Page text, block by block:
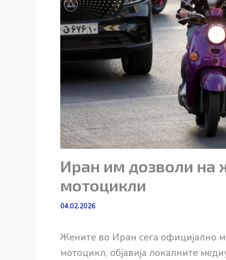
Иран им дозволи на
мотоцикли
04.02.2026
Жените во Иран сега официјално
мотоцикл, објавија локалните